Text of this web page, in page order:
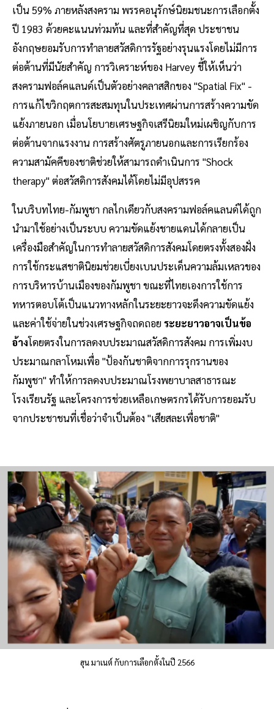
เป็น 59% ภายหลังสงคราม พรรคอนุรักษ์นิยมชนะการเลือกตั้ง
ปี 1983 ด้วยคะแนนท่วมท้น และที่สำคัญที่สุด ประชาชน
อังกฤษยอมรับการทำลายสวัสดิการรัฐอย่างรุนแรงโดยไม่มีการ
ต่อต้านที่มีนัยสำคัญ การวิเคราะห์ของ Harvey ชี้ให้เห็นว่า
สงครามฟอล์คแลนด์เป็นตัวอย่างคลาสสิกของ "Spatial Fix" -
การแก้ไขวิกฤตการสะสมทุนในประเทศผ่านการสร้างความขัด
แย้งภายนอก เมื่อนโยบายเศรษฐกิจเสรีนิยมใหม่เผชิญกับการ
ต่อต้านจากแรงงาน การสร้างศัตรูภายนอกและการเรียกร้อง
ความสามัคคีของชาติช่วยให้สามารถดำเนินการ "Shock
therapy" ต่อสวัสดิการสังคมได้โดยไม่มีอุปสรรค
ในบริบทไทย-กัมพูชา กลไกเดียวกับสงครามฟอล์คแลนด์ได้ถูก
นำมาใช้อย่างเป็นระบบ ความขัดแย้งชายแดนได้กลายเป็น
เครื่องมือสำคัญในการทำลายสวัสดิการสังคมโดยตรงทั้งสองฝั่ง
การใช้กระแสชาตินิยมช่วยเบี่ยงเบนประเด็นความล้มเหลวของ
การบริหารบ้านเมืองของกัมพูชา ขณะที่ไทยเองการใช้การ
ทหารตอบโต้เป็นแนวทางหลักในระยะยาวจะดึงความขัดแย้ง
และค่าใช้จ่ายในช่วงเศรษฐกิจถดถอยระยะยาวอาจเป็นข้อ
อ้างโดยตรงในการลดงบประมาณสวัสดิการสังคม การเพิ่มงบ
ประมาณกลาโหมเพื่อ "ป้องกันชาติจากการรุกรานของ
กัมพูชา" ทำให้การลดงบประมาณโรงพยาบาลสาธารณะ
โรงเรียนรัฐ และโครงการช่วยเหลือเกษตรกรได้รับการยอมรับ
จากประชาชนที่เชื่อว่าจำเป็นต้อง "เสียสละเพื่อชาติ"
ฮุน มาเนต์ กับการเลือกตั้งในปี 2566